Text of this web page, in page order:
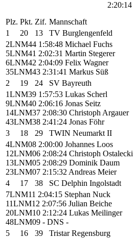
2:20:14
Plz. Pkt. Zif. Mannschaft
1
20 13
TV Burglengenfeld
2LNM44 1:58:48 Michael Fuchs
5LNM41 2:02:31 Martin Stegerer
6LNM42 2:04:09 Felix Wagner
35LNM43 2:31:41 Markus Süß
2
19 24
SV Bayreuth
1LNM39 1:57:53 Lukas Scherl
9LNM40 2:06:16 Jonas Seitz
14LNM37 2:08:30 Christoph Argauer
43LNM38 2:41:24 Jonas Föhr
3
18 29
TWIN Neumarkt II
4LNM08 2:00:00 Johannes Loos
12LNM06 2:08:24 Christoph Ostalecki
13LNM05 2:08:29 Dominik Daum
23LNM07 2:15:32 Andreas Meier
4
17 38
SC Delphin Ingolstadt
7LNM11 2:04:15 Stephan Nuck
11LNM12 2:07:56 Julian Beiche
20LNM10 2:12:24 Lukas Meilinger
48LNM09 - DNS -
5
16 39
Tristar Regensburg